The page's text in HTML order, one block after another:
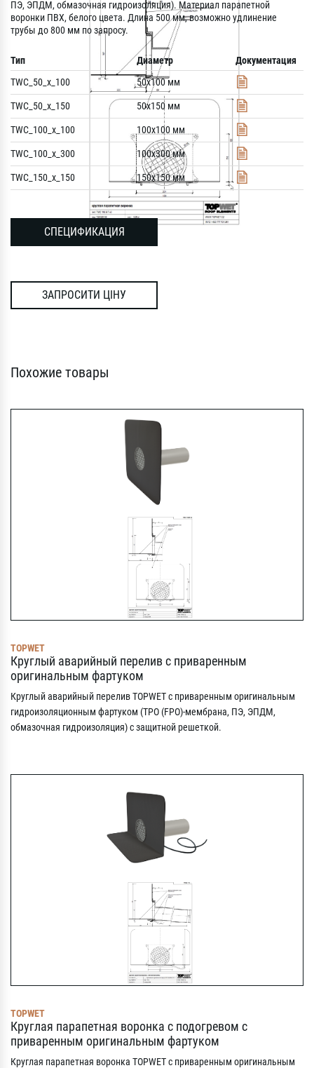
ПЭ, ЭПДМ, oбмазочная гидроизоляция). Материал парапетной
воронки ПВХ, белого цвета. Длина 500 мм, возможно удлинение
трубы до 800 мм по запросу.
Тип Диаметр
Документация
TWC_50_x_100
50x100 мм
TWC_50_x_150 50x150 мм
TWC_100_x_100 100x100 мм
TWC_100_x_300 100x300 мм
TWC_150_x_150 150x150 мм
СПЕЦИФИКАЦИЯ
ЗАПРОСИТИ ЦІНУ
Похожие товары
TOPWET
Круглый аварийный перелив с приваренным
оригинальным фартуком
Круглый аварийный перелив TOPWET с приваренным оригинальным
гидроизоляционным фартуком (TPO (FPO)-мембрана, ПЭ, ЭПДМ,
oбмазочная гидроизоляция) с защитной решеткой.
TOPWET
Круглая парапетная воронка с подогревом с
приваренным оригинальным фартуком
Круглая парапетная воронка TOPWET с приваренным оригинальным